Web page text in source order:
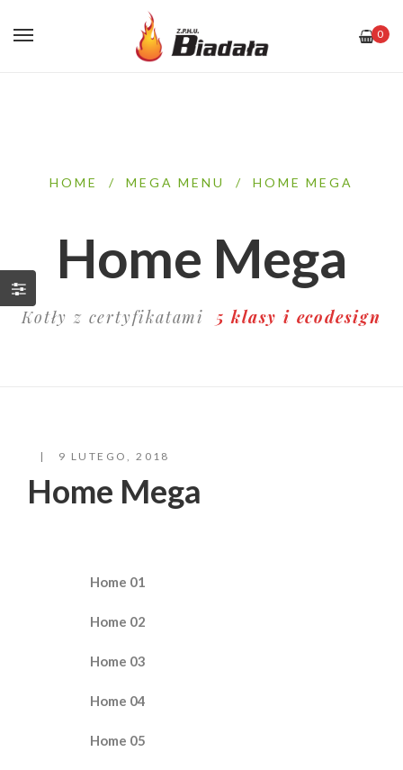
0
HOME / MEGA MENU / HOME MEGA
Home Mega
Kotły z certyfikatami 5 klasy i ecodesign
9 LUTEGO, 2018
Home Mega
Home 01
Home 02
Home 03
Home 04
Home 05